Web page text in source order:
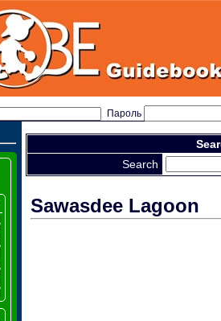
Пароль
Search
Sawasdee Lagoon